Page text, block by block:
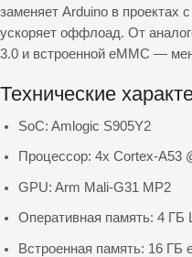
заменяет Arduino в проектах
ускоряет оффлоад. От
3.0 и встроенной eMMC —
Технические
SoC: Amlogic S905Y2
Процессор: 4x Cortex-A53
GPU: Arm Mali-G31 MP2
Оперативная память: 4 ГБ
Встроенная память: 16 ГБ